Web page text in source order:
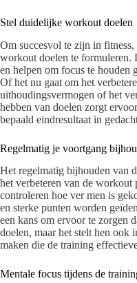
Stel duidelijke workout doelen
Om succesvol te zijn in
workout doelen te formuleren.
en helpen om focus te houden
Of het nu gaat om het
uithoudingsvermogen of het
hebben van doelen zorgt
bepaald eindresultaat in
Regelmatig je voortgang
Het regelmatig bijhouden van
het verbeteren van de workout
controleren hoe ver men is
en sterke punten worden
een kans om ervoor te zorgen
doelen, maar het stelt hen ook
maken die de training
Mentale focus tijdens de